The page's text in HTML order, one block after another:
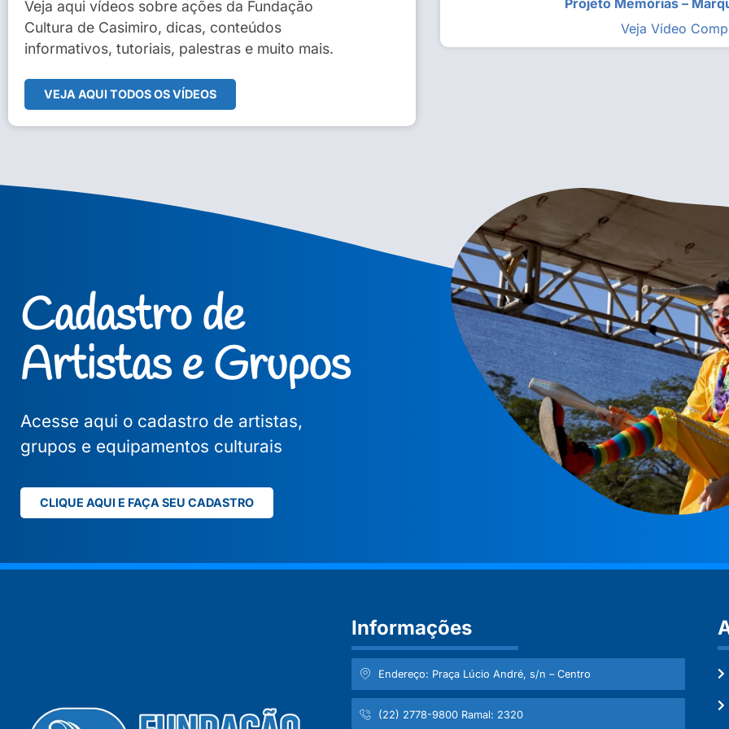
Veja aqui vídeos sobre ações da Fundação
Cultura de Casimiro, dicas, conteúdos
informativos, tutoriais, palestras e muito mais.
VEJA AQUI TODOS OS VÍDEOS
Sidney Macedo de Oliveira
Veja Vídeo Completo
Projeto Memórias –
Veja Vídeo
Cadastro de
Artistas e Grupos
Acesse aqui o cadastro de artistas,
grupos e equipamentos culturais
CLIQUE AQUI E FAÇA SEU CADASTRO
Informações
Endereço: Praça Lúcio André, s/n – Centro
(22) 2778-9800 Ramal: 2320